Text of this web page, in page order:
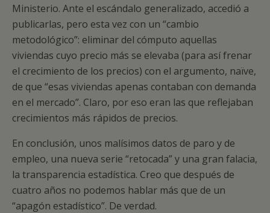
Ministerio. Ante el escándalo generalizado, accedió a
publicarlas, pero esta vez con un “cambio
metodológico”: eliminar del cómputo aquellas
viviendas cuyo precio más se elevaba (para así frenar
el crecimiento de los precios) con el argumento, naïve,
de que “esas viviendas apenas contaban con demanda
en el mercado”. Claro, por eso eran las que reflejaban
crecimientos más rápidos de precios.
En conclusión, unos malísimos datos de paro y de
empleo, una nueva serie “retocada” y una gran falacia,
la transparencia estadística. Creo que después de
cuatro años no podemos hablar más que de un
“apagón estadístico”. De verdad.